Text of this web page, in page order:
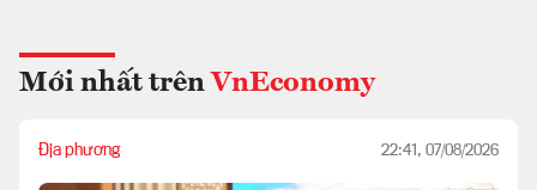
Mới nhất trên VnEconomy
Địa phương 22:41, 07/08/2026